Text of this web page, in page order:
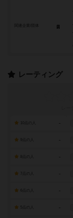
レーティング
-
-
-
7点の人 -
-
-